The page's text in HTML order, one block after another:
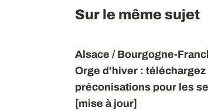
Sur le même sujet
Alsace / Bourgogne-
Orge d'hiver : téléchargez
préconisations pour les
[mise à jour]